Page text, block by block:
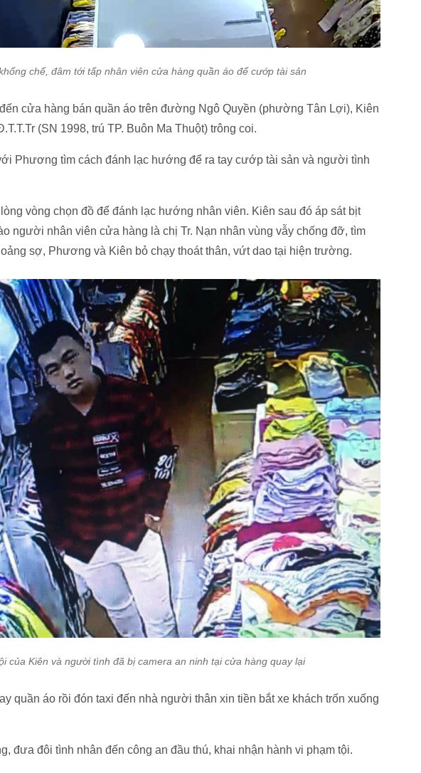
chế, đâm tới tấp nhân viên cửa hàng quần áo để cướp tài sản
cửa hàng bán quần áo trên đường Ngô Quyền (phường Tân Lợi), Kiên
(SN 1998, trú TP. Buôn Ma Thuột) trông coi.
Phương tìm cách đánh lạc hướng để ra tay cướp tài sản và người tình
vòng chọn đồ để đánh lạc hướng nhân viên. Kiên sau đó áp sát bịt
người nhân viên cửa hàng là chị Tr. Nạn nhân vùng vẫy chống đỡ, tìm
sợ, Phương và Kiên bỏ chạy thoát thân, vứt dao tại hiện trường.
của Kiên và người tình đã bị camera an ninh tại cửa hàng quay lại
quần áo rồi đón taxi đến nhà người thân xin tiền bắt xe khách trốn xuống
đưa đôi tình nhân đến công an đầu thú, khai nhận hành vi phạm tội.